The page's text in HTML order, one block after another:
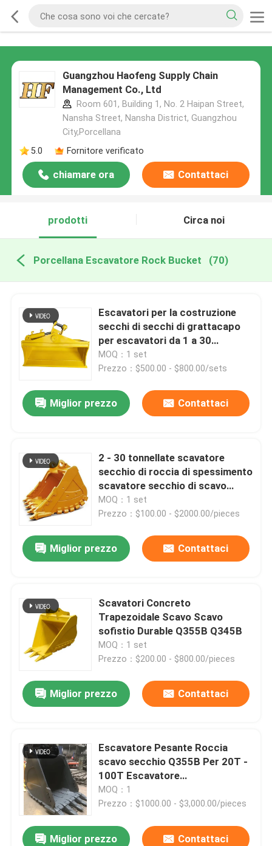
Guangzhou Haofeng Supply Chain
Management Co., Ltd
Room 601, Building 1, No. 2 Haipan Street,
Nansha Street, Nansha District, Guangzhou
City,Porcellana
5.0
Fornitore verificato
chiamare ora Contattaci
prodotti Circa noi
Porcellana Escavatore Rock Bucket (70)
Escavatori per la costruzione
secchi di secchi di grattacapo
per escavatori da 1 a 30
tonnellate
MOQ：1 set
Prezzo：$500.00 - $800.00/sets
Miglior prezzo Contattaci
2 - 30 tonnellate scavatore
secchio di roccia di spessimento
scavatore secchio di scavo
ISO9001
MOQ：1 set
Prezzo：$100.00 - $2000.00/pieces
Miglior prezzo Contattaci
Scavatori Concreto
Trapezoidale Scavo Scavo
sofistio Durable Q355B Q345B
MOQ：1 set
Prezzo：$200.00 - $800.00/pieces
Miglior prezzo Contattaci
Escavatore Pesante Roccia
scavo secchio Q355B Per 20T -
100T Escavatore
retroescavatore
MOQ：1
Prezzo：$1000.00 - $3,000.00/pieces
Miglior prezzo Contattaci